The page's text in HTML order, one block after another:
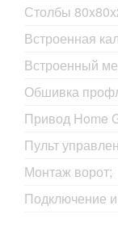
Столбы
Встроенная
Встроенный
Обшивка
Привод Home
Пульт
Монтаж ворот;
Подключение